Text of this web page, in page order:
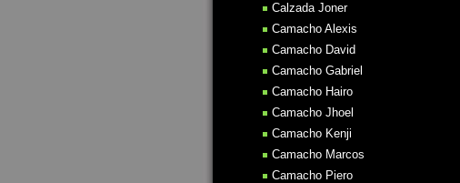
Calzada Joner
Camacho Alexis
Camacho David
Camacho Gabriel
Camacho Hairo
Camacho Jhoel
Camacho Kenji
Camacho Marcos
Camacho Piero